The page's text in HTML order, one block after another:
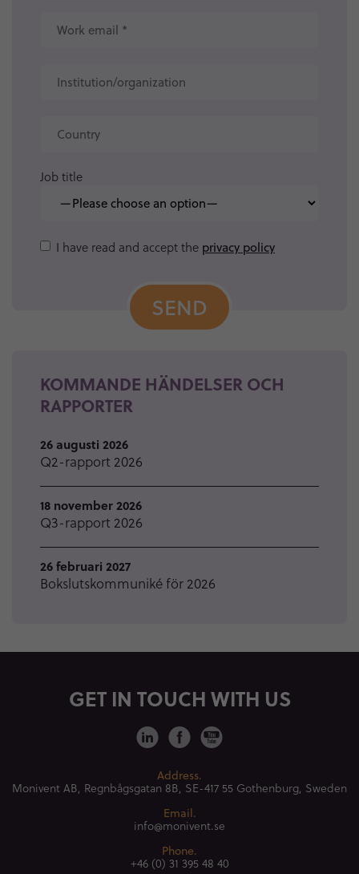
Job title
Please
I have read and accept the privacy policy
KOMMANDE HÄNDELSER OCH
RAPPORTER
26 augusti 2026
Q2-rapport 2026
18 november 2026
Q3-rapport 2026
26 februari 2027
Bokslutskommuniké för 2026
GET IN TOUCH WITH US
Address.
Monivent AB, Regnbågsgatan 8B, SE-417 55 Gothenburg, Sweden
Email.
info@monivent.se
Phone.
+46 (0) 31 395 48 40